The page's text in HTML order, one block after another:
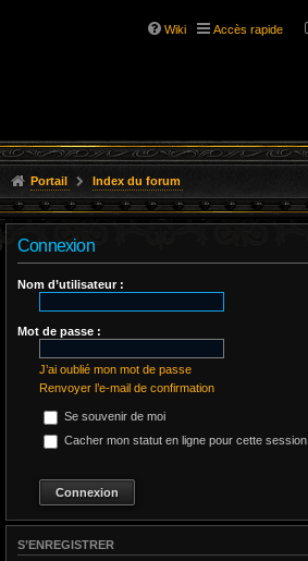
Wiki Accès rapide
Portail Index du forum
Connexion
Nom d’utilisateur :
Mot de passe :
J’ai oublié mon mot de passe
Renvoyer l’e-mail de confirmation
Se souvenir de moi
Cacher mon statut en ligne pour cette session
S’ENREGISTRER